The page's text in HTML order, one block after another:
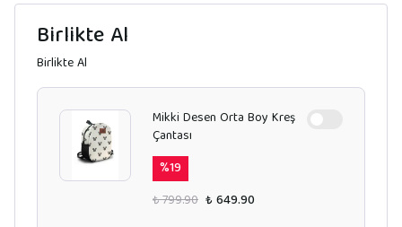
Birlikte Al
Birlikte Al
Mikki Desen Orta Boy Kreş
Çantası
%19
₺ 799.90 ₺ 649.90